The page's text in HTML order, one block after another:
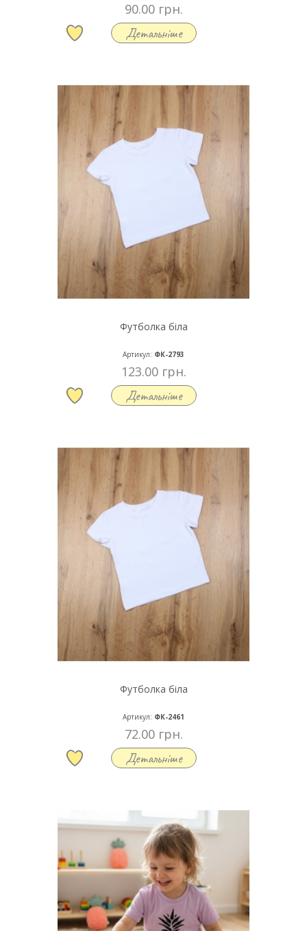
90.00 грн.
Детальніше
Футболка біла
Артикул: ФК-2793
123.00 грн.
Детальніше
Футболка біла
Артикул: ФК-2461
72.00 грн.
Детальніше